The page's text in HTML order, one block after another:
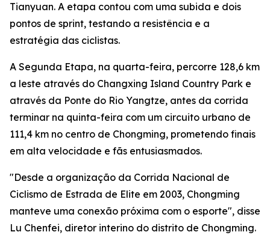
Tianyuan. A etapa contou com uma subida e dois
pontos de sprint, testando a resistência e a
estratégia das ciclistas.
A Segunda Etapa, na quarta-feira, percorre 128,6 km
a leste através do Changxing Island Country Park e
através da Ponte do Rio Yangtze, antes da corrida
terminar na quinta-feira com um circuito urbano de
111,4 km no centro de Chongming, prometendo finais
em alta velocidade e fãs entusiasmados.
"Desde a organização da Corrida Nacional de
Ciclismo de Estrada de Elite em 2003, Chongming
manteve uma conexão próxima com o esporte", disse
Lu Chenfei, diretor interino do distrito de Chongming.